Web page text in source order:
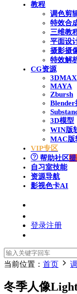
教程
调色剪
特效合
三维教
平面设
摄影摄
特效解
CG资源
3DMAX
MAYA
Zbursh
Blender
3D模型
WIN版
MAC版
VIP专区
帮助社区
自习室技能
资源导航
影视色卡AI
登录注册
当前位置： 首页
冬季人像